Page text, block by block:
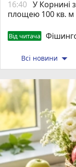
16:40 У Корнині
площею 100 кв. м
Від читача
Всі новини